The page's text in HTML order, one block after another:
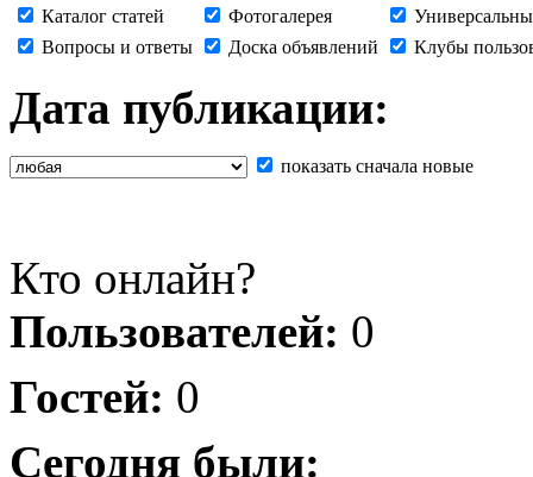
Каталог статей Фотогалерея
Вопросы и ответы
Доска объявлений Клубы
Дата публикации:
показать сначала новые
Кто онлайн?
Пользователей: 0
Гостей: 0
Сегодня были: